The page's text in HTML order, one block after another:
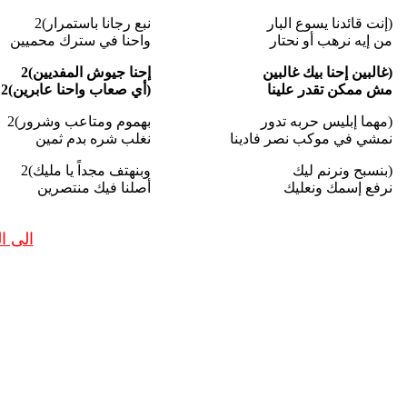
(إنت قائدنا يسوع البار
من إيه نرهب أو نحتار
نبع رجانا باستمرار)2
واحنا في سترك محميين
(غالبين إحنا بيك غالبين
مش ممكن تقدر علينا
إحنا جيوش المفديين)2
(أي صعاب واحنا عابرين)2
(مهما إبليس حربه تدور
نمشي في موكب نصر فادينا
بهموم ومتاعب وشرور)2
نغلب شره بدم ثمين
(بنسبح ونرنم ليك
نرفع إسمك ونعليك
وبنهتف مجداً يا مليك)2
أصلنا فيك منتصرين
الى